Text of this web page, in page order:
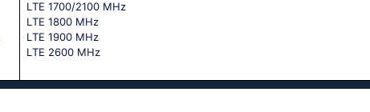
LТЕ 1700/2100 МНz
LТЕ 1800 МНz
LТЕ 1900 МНz
LТЕ 2600 МНz